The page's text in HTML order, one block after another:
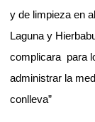
y de limpieza en
Laguna y
complicara para
administrar la
conlleva”